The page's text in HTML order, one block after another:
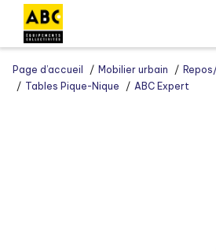
Page d’accueil Mobilier urbain
Tables Pique-Nique
ABC Expert
Panneau de gestion des cookies